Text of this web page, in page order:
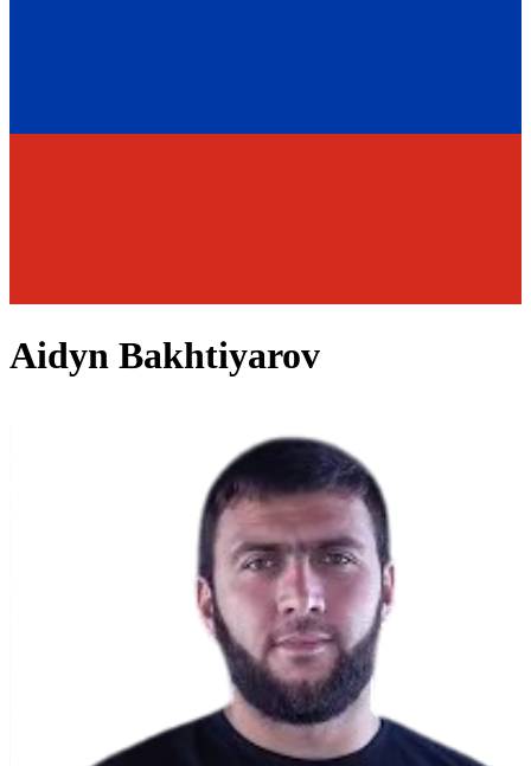
Aidyn Bakhtiyarov